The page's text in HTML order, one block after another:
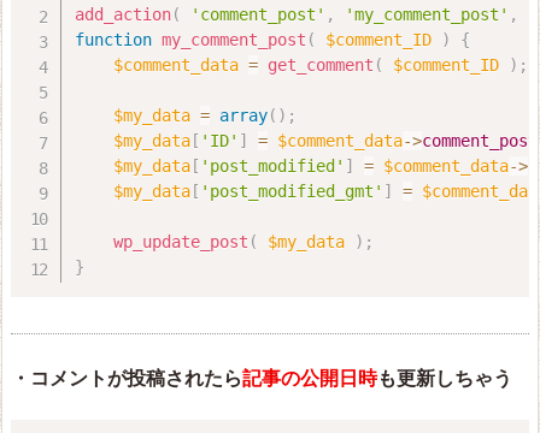
add_action( 'comment_post' , 'my_comment_post' ,
function my_comment_post ( $comment_ID )
{
$comment_data = get_comment ( $comment_ID ) ;
$my_data = array( ) ;
$my_data [ 'ID' ] = $comment_data->
$my_data [ 'post_modified' ] = $comment_data->
$my_data [ 'post_modified_gmt' ] =
wp_update_post ( $my_data ) ;
}
・コメントが投稿されたら記事の公開日時も更新しちゃう